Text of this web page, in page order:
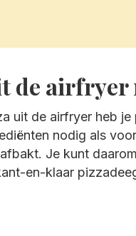
de airfryer
uit de airfryer heb je
nodig als
Je kunt
en-klaar